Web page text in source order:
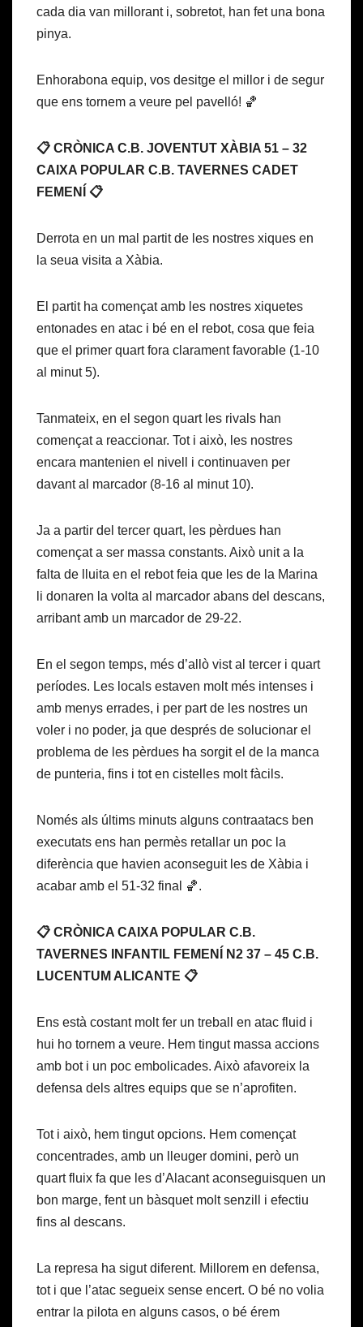
cada dia van millorant i, sobretot, han fet una bona
pinya.
Enhorabona equip, vos desitge el millor i de segur
que ens tornem a veure pel pavelló! 🏀
📋 CRÒNICA C.B. JOVENTUT XÀBIA 51 – 32
CAIXA POPULAR C.B. TAVERNES CADET
FEMENÍ 📋
Derrota en un mal partit de les nostres xiques en
la seua visita a Xàbia.
El partit ha començat amb les nostres xiquetes
entonades en atac i bé en el rebot, cosa que feia
que el primer quart fora clarament favorable (1-10
al minut 5).
Tanmateix, en el segon quart les rivals han
començat a reaccionar. Tot i això, les nostres
encara mantenien el nivell i continuaven per
davant al marcador (8-16 al minut 10).
Ja a partir del tercer quart, les pèrdues han
començat a ser massa constants. Això unit a la
falta de lluita en el rebot feia que les de la Marina
li donaren la volta al marcador abans del descans,
arribant amb un marcador de 29-22.
En el segon temps, més d’allò vist al tercer i quart
períodes. Les locals estaven molt més intenses i
amb menys errades, i per part de les nostres un
voler i no poder, ja que després de solucionar el
problema de les pèrdues ha sorgit el de la manca
de punteria, fins i tot en cistelles molt fàcils.
Només als últims minuts alguns contraatacs ben
executats ens han permès retallar un poc la
diferència que havien aconseguit les de Xàbia i
acabar amb el 51-32 final 🏀.
📋 CRÒNICA CAIXA POPULAR C.B.
TAVERNES INFANTIL FEMENÍ N2 37 – 45 C.B.
LUCENTUM ALICANTE 📋
Ens està costant molt fer un treball en atac fluid i
hui ho tornem a veure. Hem tingut massa accions
amb bot i un poc embolicades. Això afavoreix la
defensa dels altres equips que se n’aprofiten.
Tot i això, hem tingut opcions. Hem començat
concentrades, amb un lleuger domini, però un
quart fluix fa que les d’Alacant aconseguisquen un
bon marge, fent un bàsquet molt senzill i efectiu
fins al descans.
La represa ha sigut diferent. Millorem en defensa,
tot i que l’atac segueix sense encert. O bé no volia
entrar la pilota en alguns casos, o bé érem